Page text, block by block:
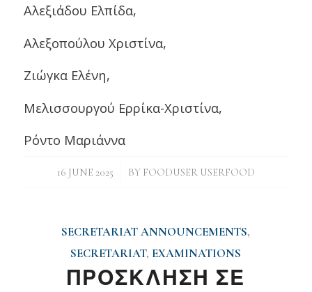
Αλεξιάδου Ελπίδα,
Αλεξοπούλου Χριστίνα,
Ζιώγκα Ελένη,
Μελισσουργού Ερρίκα-Χριστίνα,
Ρόντο Μαριάννα
16 JUNE 2025
/ BY FOODUSER USERFOOD
SECRETARIAT ANNOUNCEMENTS,
SECRETARIAT, EXAMINATIONS
ΠΡΟΣΚΛΗΣΗ ΣΕ